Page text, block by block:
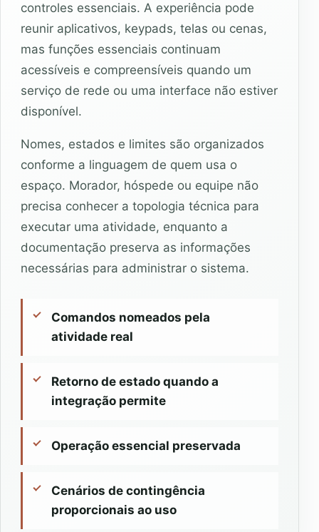
controles essenciais. A experiência pode
reunir aplicativos, keypads, telas ou cenas,
mas funções essenciais continuam
acessíveis e compreensíveis quando um
serviço de rede ou uma interface não estiver
disponível.
Nomes, estados e limites são organizados
conforme a linguagem de quem usa o
espaço. Morador, hóspede ou equipe não
precisa conhecer a topologia técnica para
executar uma atividade, enquanto a
documentação preserva as informações
necessárias para administrar o sistema.
Comandos nomeados pela
atividade real
Retorno de estado quando a
integração permite
Operação essencial preservada
Cenários de contingência
proporcionais ao uso